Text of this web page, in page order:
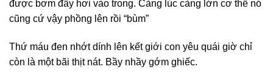
được bơm đầy hơi vào trong. Càng lúc càng lớn cơ thể nó
cũng cứ vậy phồng lên rồi “bùm”
Thứ máu đen nhớt dính lên kết giới con yêu quái giờ chỉ
còn là một bãi thịt nát. Bầy nhầy gớm ghiếc.